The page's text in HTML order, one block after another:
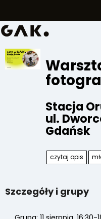
0
PLN
Stacja
ul.
Gdańsk
czytaj opis
Szczegóły i grupy